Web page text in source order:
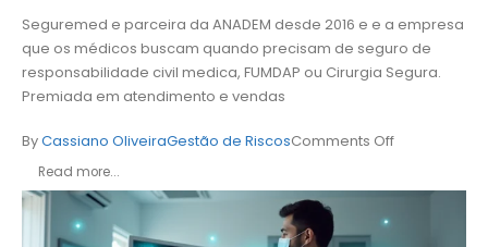
Seguremed e parceira da ANADEM desde 2016 e e a empresa
que os médicos buscam quando precisam de seguro de
responsabilidade civil medica, FUMDAP ou Cirurgia Segura.
Premiada em atendimento e vendas
ByCassiano OliveiraGestão de RiscosComments Off
Read more...